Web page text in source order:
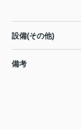
設備(その他)
備考